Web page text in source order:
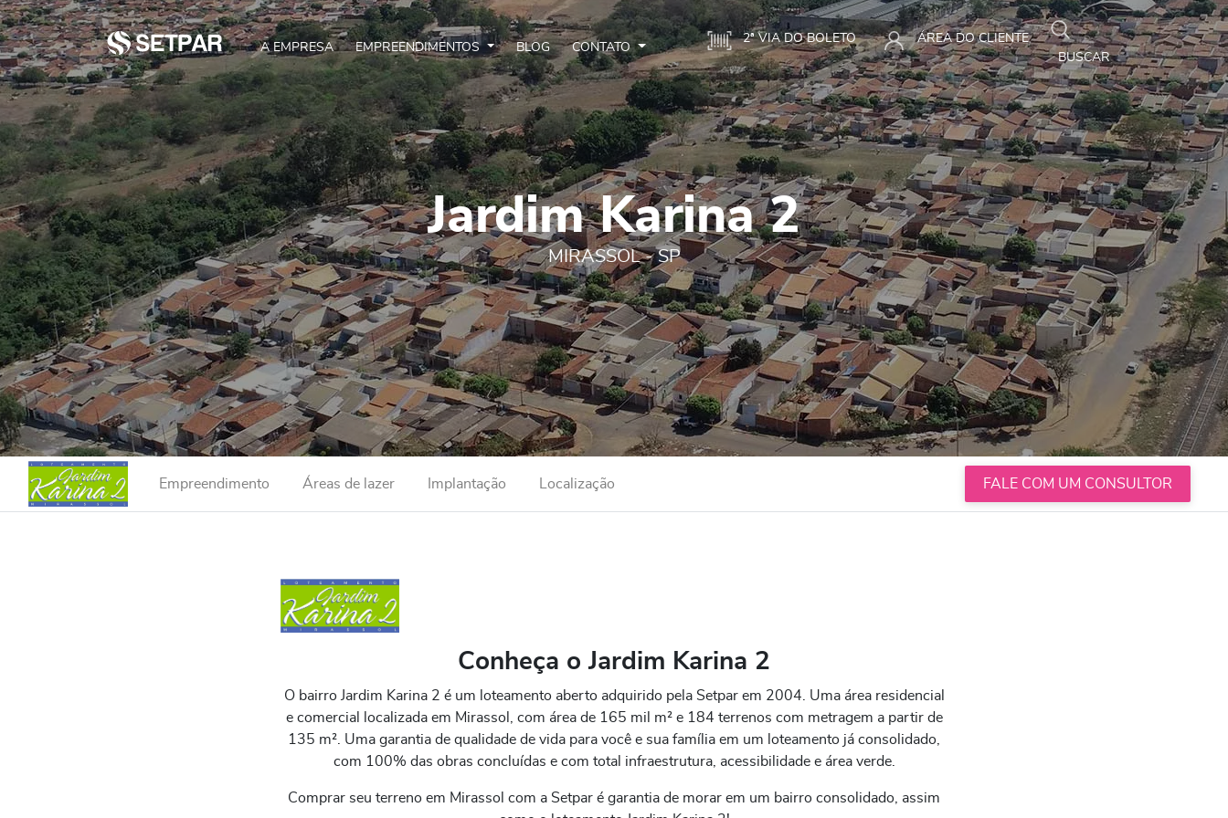
A EMPRESA EMPREENDIMENTOS BLOG CONTATO
2ª VIA DO BOLETO
ÁREA DO CLIENTE
BUSCAR
Jardim Karina 2
MIRASSOL - SP
Empreendimento Áreas de lazer Implantação Localização FALE COM UM CONSULTOR
Conheça o Jardim Karina 2
O bairro Jardim Karina 2 é um loteamento aberto adquirido pela Setpar em 2004. Uma área residencial
e comercial localizada em Mirassol, com área de 165 mil m² e 184 terrenos com metragem a partir de
135 m². Uma garantia de qualidade de vida para você e sua família em um loteamento já consolidado,
com 100% das obras concluídas e com total infraestrutura, acessibilidade e área verde.
Comprar seu terreno em Mirassol com a Setpar é garantia de morar em um bairro consolidado, assim